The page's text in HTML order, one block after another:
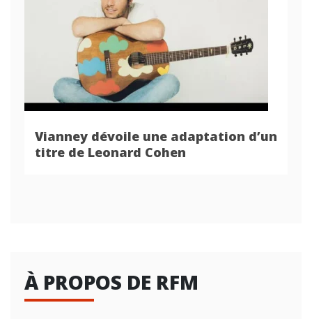
Vianney dévoile une adaptation d’un
titre de Leonard Cohen
À PROPOS DE RFM